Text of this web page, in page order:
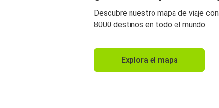
Descubre nuestro mapa de viaje
8000 destinos en todo el mundo.
Explora el mapa